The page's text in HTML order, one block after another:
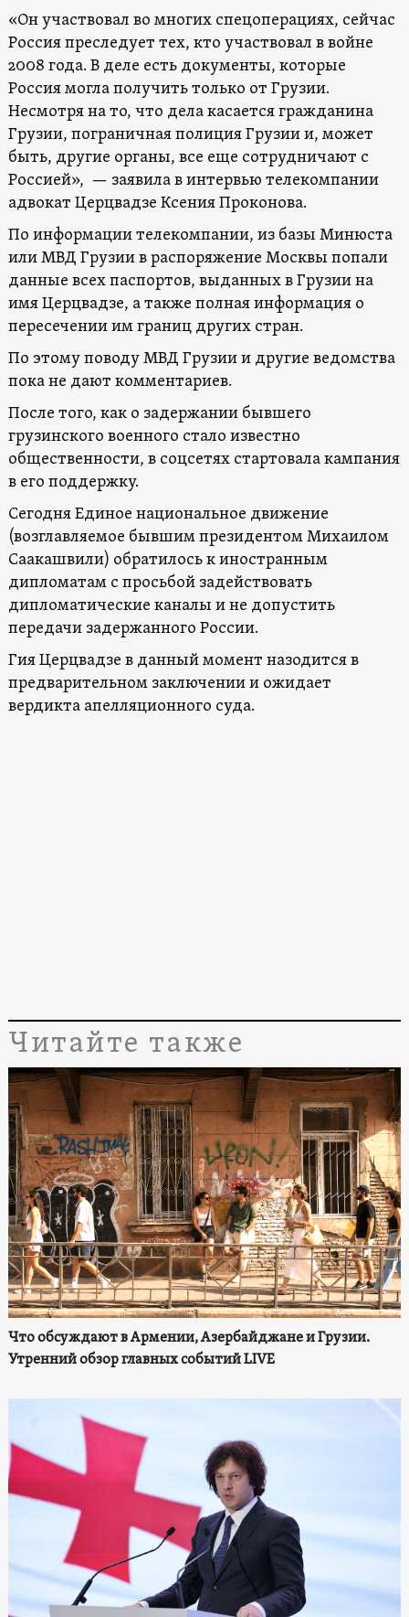
«Он участвовал во многих спецоперациях, сейчас
Россия преследует тех, кто участвовал в войне
2008 года. В деле есть документы, которые
Россия могла получить только от Грузии.
Несмотря на то, что дела касается гражданина
Грузии, пограничная полиция Грузии и, может
быть, другие органы, все еще сотрудничают с
Россией», — заявила в интервью телекомпании
адвокат Церцвадзе Ксения Проконова.
По информации телекомпании, из базы Минюста
или МВД Грузии в распоряжение Москвы попали
данные всех паспортов, выданных в Грузии на
имя Церцвадзе, а также полная информация о
пересечении им границ других стран.
По этому поводу МВД Грузии и другие ведомства
пока не дают комментариев.
После того, как о задержании бывшего
грузинского военного стало известно
общественности, в соцсетях стартовала кампания
в его поддержку.
Сегодня Единое национальное движение
(возглавляемое бывшим президентом Михаилом
Саакашвили) обратилось к иностранным
дипломатам с просьбой задействовать
дипломатические каналы и не допустить
передачи задержанного России.
Гия Церцвадзе в данный момент назодится в
предварительном заключении и ожидает
вердикта апелляционного суда.
Читайте также
Что обсуждают в Армении, Азербайджане и Грузии.
Утренний обзор главных событий LIVE